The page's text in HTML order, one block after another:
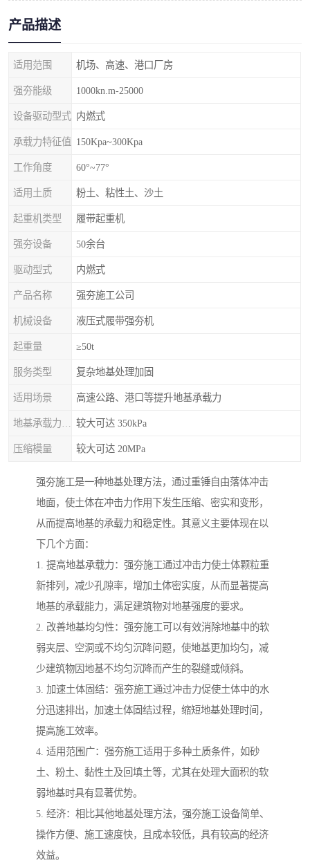
产品描述
适用范围 机场、高速、港口厂房
强夯能级 1000kn.m-25000
设备驱动型式 内燃式
承载力特征值 150Kpa~300Kpa
工作角度 60°~77°
适用土质 粉土、粘性土、沙土
起重机类型 履带起重机
强夯设备 50余台
驱动型式 内燃式
产品名称 强夯施工公司
机械设备 液压式履带强夯机
起重量 ≥50t
服务类型 复杂地基处理加固
适用场景 高速公路、港口等提升地基承载力
较大可达 350kPa
压缩模量 较大可达 20MPa
强夯施工是一种地基处理方法，通过重锤自由落体冲击
地面，使土体在冲击力作用下发生压缩、密实和变形，
从而提高地基的承载力和稳定性。其意义主要体现在以
下几个方面：
1. 提高地基承载力：强夯施工通过冲击力使土体颗粒重
新排列，减少孔隙率，增加土体密实度，从而显著提高
地基的承载能力，满足建筑物对地基强度的要求。
2. 改善地基均匀性：强夯施工可以有效消除地基中的软
弱夹层、空洞或不均匀沉降问题，使地基更加均匀，减
少建筑物因地基不均匀沉降而产生的裂缝或倾斜。
3. 加速土体固结：强夯施工通过冲击力促使土体中的水
分迅速排出，加速土体固结过程，缩短地基处理时间，
提高施工效率。
4. 适用范围广：强夯施工适用于多种土质条件，如砂
土、粉土、黏性土及回填土等，尤其在处理大面积的软
弱地基时具有显著优势。
5. 经济：相比其他地基处理方法，强夯施工设备简单、
操作方便、施工速度快，且成本较低，具有较高的经济
效益。